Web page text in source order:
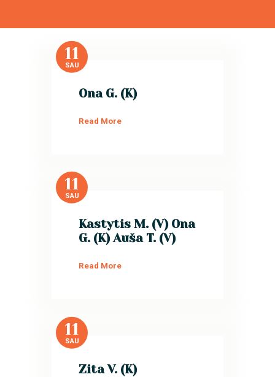
11
SAU
Ona G. (K)
Read More
11
SAU
Kastytis M. (V) Ona
G. (K) Auša T. (V)
Read More
11
SAU
Zita V. (K)